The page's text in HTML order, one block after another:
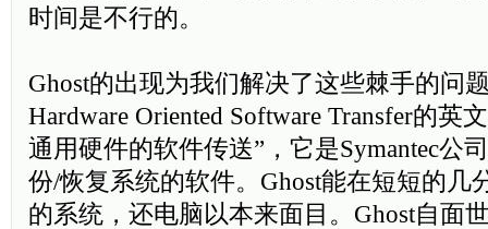
时间是不行的。
Ghost的出现为我们解决了这些棘手的问
Hardware Oriented Software Transfer的英
通用硬件的软件传送”，它是Symantec公
份/恢复系统的软件。Ghost能在短短的几
的系统，还电脑以本来面目。Ghost自面